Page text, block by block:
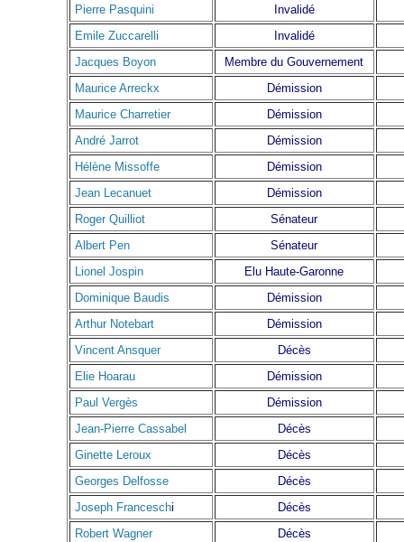
Pierre Pasquini
Invalidé
Emile Zuccarelli
Invalidé
Jacques Boyon
Membre du Gouvernement
Maurice Arreckx
Démission
Maurice Charretier
Démission
André Jarrot
Démission
Hélène Missoffe
Démission
Jean Lecanuet
Démission
Roger Quilliot
Sénateur
Albert Pen
Sénateur
Lionel Jospin
Elu Haute-Garonne
Dominique Baudis
Démission
Arthur Notebart
Démission
Vincent Ansquer
Décès
Elie Hoarau
Démission
Paul Vergès
Démission
Jean-Pierre Cassabel
Décès
Ginette Leroux
Décès
Georges Delfosse
Décès
Joseph Franceschi
Décès
Robert Wagner
Décès